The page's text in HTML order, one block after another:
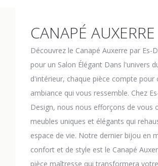
CANAPÉ AUXERRE
Découvrez le Canapé Auxerre par Es-
pour un Salon Élégant Dans l'univers
d'intérieur, chaque pièce compte pour
ambiance qui vous ressemble. Chez
Design, nous nous efforçons de vous
meubles uniques et élégants qui
espace de vie. Notre dernier bijou en
confort et de style est le Canapé
pièce maîtresse qui transformera